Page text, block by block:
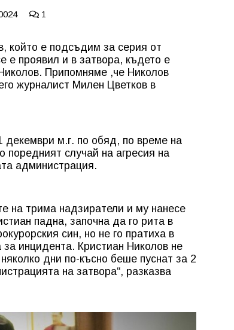
1
който е подсъдим за серия от
е проявил и в затвора, където е
Припомняме ,че Николов
журналист Милен Цветков в
декември м.г. по обяд, по време на
поредният случай на агресия на
администрация.
на трима надзиратели и му нанесе
падна, започна да го рита в
син, но не го пратиха в
инцидента. Кристиан Николов не
дни по-късно беше пуснат за 2
на затвора“, разказва